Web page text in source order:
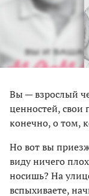
Вы — взрослый
ценностей, свои
конечно, о том,
Но вот вы
виду ничего
носишь? На
вспыхиваете,